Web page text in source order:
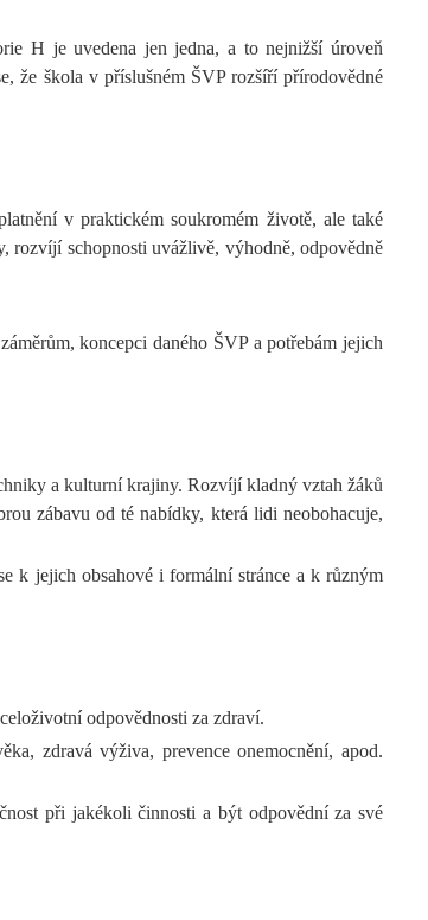
H je uvedena jen jedna, a to nejnižší úroveň
že škola v příslušném ŠVP rozšíří přírodovědné
v praktickém soukromém životě, ale také
rozvíjí schopnosti uvážlivě, výhodně, odpovědně
koncepci daného ŠVP a potřebám jejich
a kulturní krajiny. Rozvíjí kladný vztah žáků
zábavu od té nabídky, která lidi neobohacuje,
k jejich obsahové i formální stránce a k různým
odpovědnosti za zdraví.
zdravá výživa, prevence onemocnění, apod.
při jakékoli činnosti a být odpovědní za své